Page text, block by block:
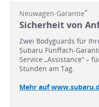
Neuwagen-Garantie*
Sicherheit von
Zwei Bodyguards für
Subaru Fünffach-
Service „Assistance“ –
Stunden am Tag.
Mehr auf